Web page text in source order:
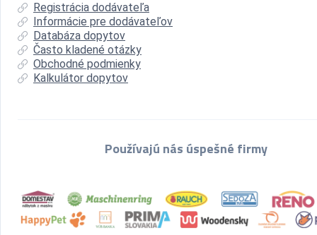
Registrácia dodávateľa
Informácie pre dodávateľov
Databáza dopytov
Často kladené otázky
Obchodné podmienky
Kalkulátor dopytov
Používajú nás úspešné firmy